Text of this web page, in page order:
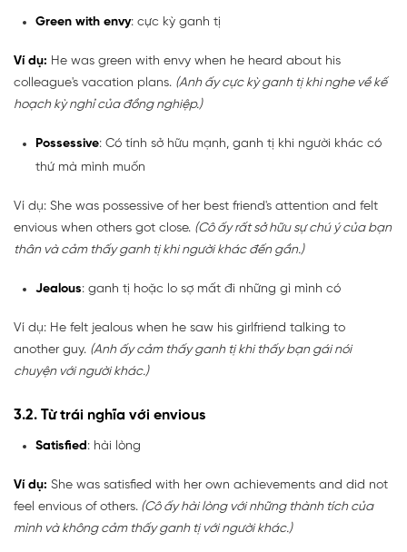
Green with envy: cực kỳ ganh tị
Ví dụ: He was green with envy when he heard about his
colleague's vacation plans. (Anh ấy cực kỳ ganh tị khi nghe về kế
hoạch kỳ nghỉ của đồng nghiệp.)
Possessive: Có tính sở hữu mạnh, ganh tị khi người khác có
thứ mà mình muốn
Ví dụ: She was possessive of her best friend's attention and felt
envious when others got close. (Cô ấy rất sở hữu sự chú ý của bạn
thân và cảm thấy ganh tị khi người khác đến gần.)
Jealous: ganh tị hoặc lo sợ mất đi những gì mình có
Ví dụ: He felt jealous when he saw his girlfriend talking to
another guy. (Anh ấy cảm thấy ganh tị khi thấy bạn gái nói
chuyện với người khác.)
3.2. Từ trái nghĩa với envious
Satisfied: hài lòng
Ví dụ: She was satisfied with her own achievements and did not
feel envious of others. (Cô ấy hài lòng với những thành tích của
mình và không cảm thấy ganh tị với người khác.)